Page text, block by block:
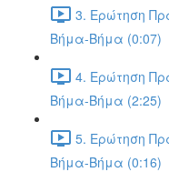
3. Ερώτηση
Βήμα-Βήμα (0:07)
4. Ερώτηση
Βήμα-Βήμα (2:25)
5. Ερώτηση
Βήμα-Βήμα (0:16)